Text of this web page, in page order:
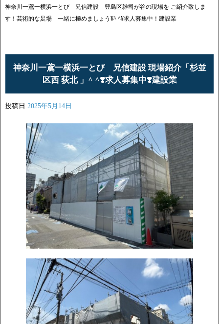
神奈川一鳶一横浜一とび 兄信建設 豊島区雑司が谷の現場を ご紹介致しま
す！芸術的な足場 一緒に極めましょう¥^ ^¥求人募集中！建設業
神奈川一鳶一横浜一とび 兄信建設 現場紹介「杉並
区西 荻北 」^ ^❣️求人募集中❣️建設業
投稿日 2025年5月14日